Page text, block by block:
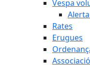
Vespa
Rates
Erugues